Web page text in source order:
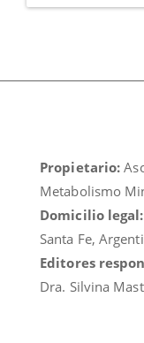
Propietario:
Metabolismo
Domicilio legal:
Santa Fe,
Editores
Dra. Silvina